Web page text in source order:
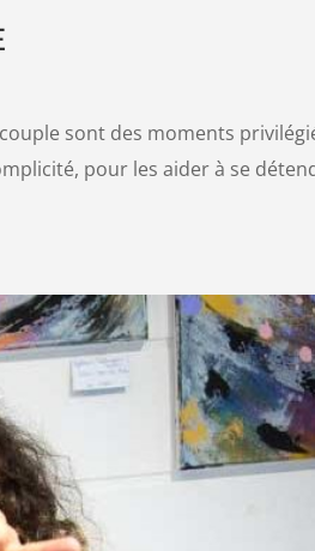
sont des moments
pour les aider à se